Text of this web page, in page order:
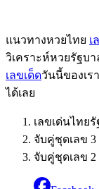
แนวทางหวยไทย เ
วิเคราะห์หวยรัฐบ
เลขเด็ดวันนี้ของเ
ได้เลย
เลขเด่นไทยรั
จับคู่ชุดเลข 3
จับคู่ชุดเลข 2